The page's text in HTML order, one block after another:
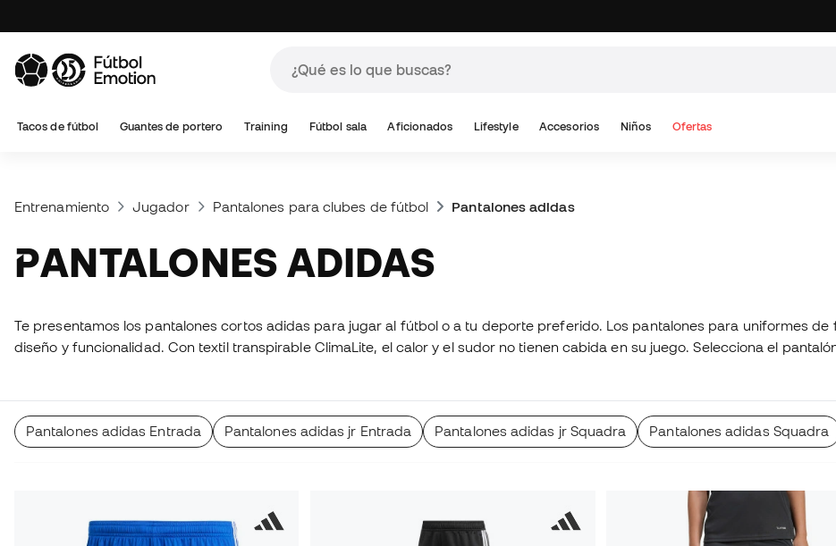
Tacos de fútbol Guantes de portero Training Fútbol sala Aficionados Lifestyle Accesorios Niños Ofertas
Entrenamiento Jugador Pantalones para clubes de fútbol Pantalones adidas
PANTALONES ADIDAS
Te presentamos los pantalones cortos adidas para jugar al fútbol o a tu deporte preferido. Los pantalones para uniformes
diseño y funcionalidad. Con textil transpirable ClimaLite, el calor y el sudor no tienen cabida en su juego. Selecciona el
Pantalones adidas Entrada Pantalones adidas jr Entrada Pantalones adidas jr Squadra Pantalones adidas Squadra